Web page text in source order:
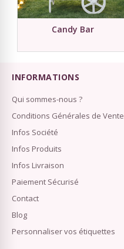
Candy Bar
INFORMATIONS
Qui sommes-nous ?
Conditions Générales de Vente
Infos Société
Infos Produits
Infos Livraison
Paiement Sécurisé
Contact
Blog
Personnaliser vos étiquettes